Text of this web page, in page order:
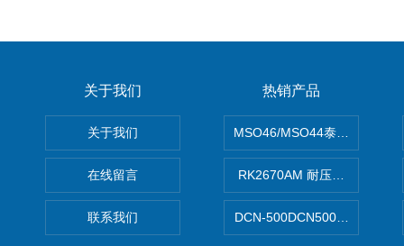
关于我们
关于我们
在线留言
联系我们
热销产品
MSO46/MSO44泰克
RK2670AM 耐压测试仪
DCN-500DCN500资料收集器